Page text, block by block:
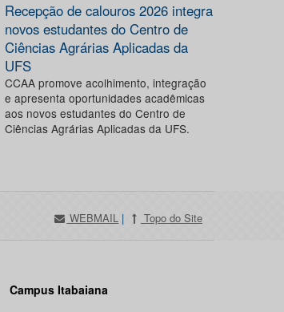
Recepção de calouros 2026 integra
novos estudantes do Centro de
Ciências Agrárias Aplicadas da
UFS
CCAA promove acolhimento, integração
e apresenta oportunidades acadêmicas
aos novos estudantes do Centro de
Ciências Agrárias Aplicadas da UFS.
WEBMAIL | Topo do Site
Campus Itabaiana